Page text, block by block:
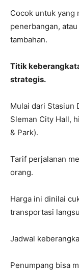
Cocok untuk yang
penerbangan,
tambahan.
Titik
strategis.
Mulai dari Stasiun
Sleman City Hall,
& Park).
Tarif perjalanan
orang.
Harga ini dinilai
transportasi
Jadwal
Penumpang bisa